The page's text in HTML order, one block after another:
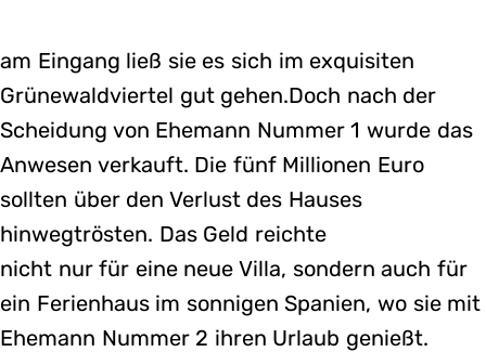
am Eingang ließ sie es sich im exquisiten
Grünewaldviertel gut gehen.Doch nach der
Scheidung von Ehemann Nummer 1 wurde das
Anwesen verkauft. Die fünf Millionen Euro
sollten über den Verlust des Hauses
hinwegtrösten. Das Geld reichte
nicht nur für eine neue Villa, sondern auch für
ein Ferienhaus im sonnigen Spanien, wo sie mit
Ehemann Nummer 2 ihren Urlaub genießt.